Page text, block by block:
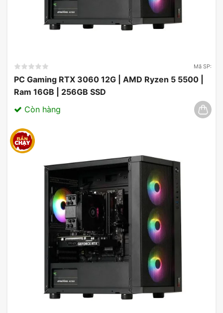
Ổ cứng SSD Lexar NQ790 M.2 2280 NVME
1TB GEN 4
Ổ SSD cao cấp nhất từ Lexar. Với tốc độ đọc tối
đa lên đến 7000 MB/s trên bằng thông Gen4x4.
Với tốc độ cực cao và độ bền cao giúp chiếc SSD
này trở thành chiếc SSD cao cấp nhất hiện tại.
Mã SP:
PC Gaming RTX 3060 12G | AMD Ryzen 5 5500 |
Ram 16GB | 256GB SSD
Còn hàng